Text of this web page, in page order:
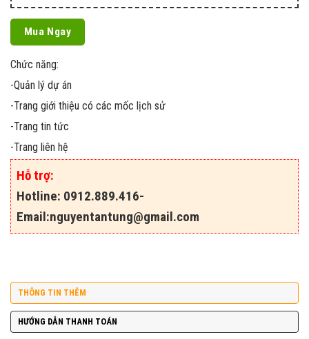
Mua Ngay
Chức năng:
-Quản lý dự án
-Trang giới thiệu có các mốc lịch sử
-Trang tin tức
-Trang liên hệ
Hỗ trợ:
Hotline: 0912.889.416-
Email:nguyentantung@gmail.com
THÔNG TIN THÊM
HƯỚNG DẪN THANH TOÁN